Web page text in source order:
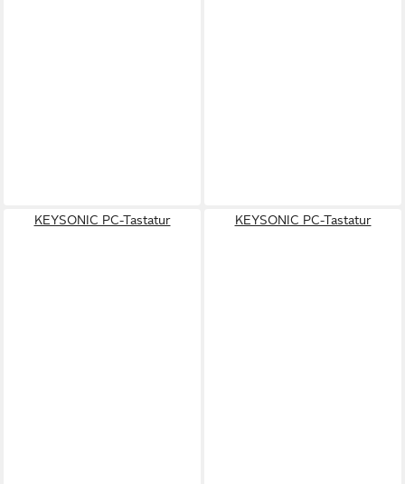
KEYSONIC PC-Tastatur KEYSONIC PC-Tastatur